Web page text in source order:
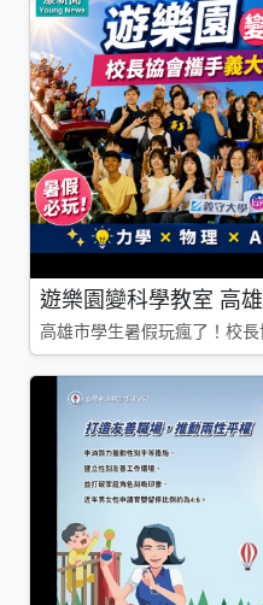
遊樂園變科學教室 高
高雄市學生暑假玩瘋了！校